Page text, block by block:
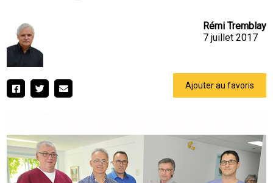
Rémi Tremblay
7 juillet 2017
Ajouter au favoris